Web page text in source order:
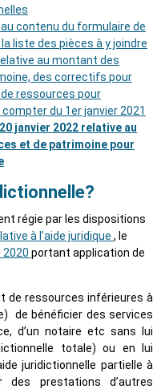
contenu du formulaire de
liste des pièces à y joindre
au montant des
des correctifs pour
ressources pour
du 1er janvier 2021
janvier 2022 relative au
et de patrimoine pour
régie par les dispositions
à l’aide juridique , le
2020 portant application de
de ressources inférieures à
de bénéficier des services
d’un notaire etc sans lui
totale) ou en lui
juridictionnelle partielle à
prestations d’autres